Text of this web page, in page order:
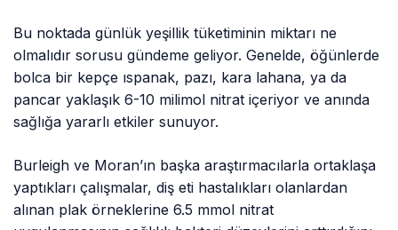
Bu noktada günlük yeşillik tüketiminin miktarı ne
olmalıdır sorusu gündeme geliyor. Genelde, öğünlerde
bolca bir kepçe ıspanak, pazı, kara lahana, ya da
pancar yaklaşık 6-10 milimol nitrat içeriyor ve anında
sağlığa yararlı etkiler sunuyor.
Burleigh ve Moran’ın başka araştırmacılarla ortaklaşa
yaptıkları çalışmalar, diş eti hastalıkları olanlardan
alınan plak örneklerine 6.5 mmol nitrat